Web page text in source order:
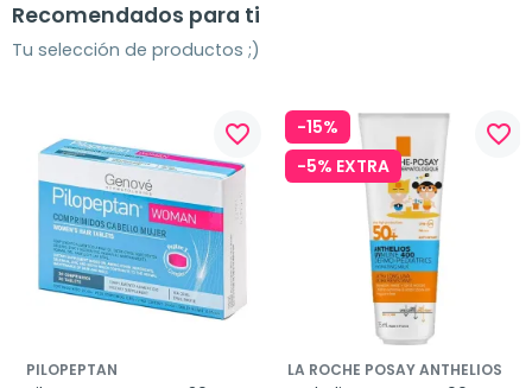
Recomendados para ti
Tu selección de productos ;)
favorite_border
PILOPEPTAN
-15%
-5% EXTRA
favorite_border
LA ROCHE POSAY ANTHELIOS